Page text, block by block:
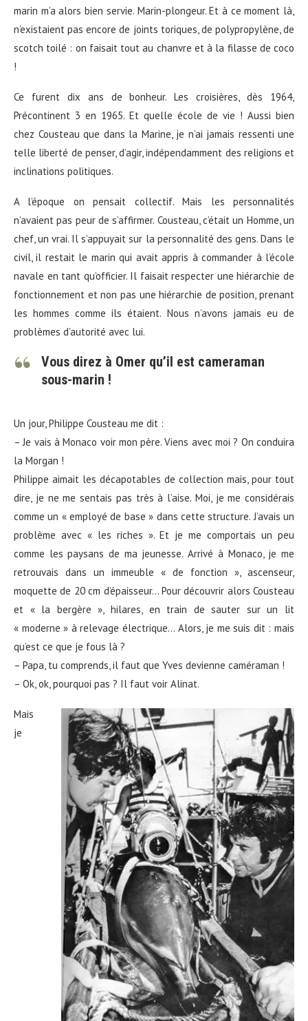
marin m’a alors bien servie. Marin-plongeur. Et à ce moment là,
n’existaient pas encore de joints toriques, de polypropylène, de
scotch toilé : on faisait tout au chanvre et à la filasse de coco
!
Ce furent dix ans de bonheur. Les croisières, dès 1964,
Précontinent 3 en 1965. Et quelle école de vie ! Aussi bien
chez Cousteau que dans la Marine, je n’ai jamais ressenti une
telle liberté de penser, d’agir, indépendamment des religions et
inclinations politiques.
A l’époque on pensait collectif. Mais les personnalités
n’avaient pas peur de s’affirmer. Cousteau, c’était un Homme, un
chef, un vrai. Il s’appuyait sur la personnalité des gens. Dans le
civil, il restait le marin qui avait appris à commander à l’école
navale en tant qu’officier. Il faisait respecter une hiérarchie de
fonctionnement et non pas une hiérarchie de position, prenant
les hommes comme ils étaient. Nous n’avons jamais eu de
problèmes d’autorité avec lui.
Vous direz à Omer qu’il est cameraman
sous-marin !
Un jour, Philippe Cousteau me dit :
– Je vais à Monaco voir mon père. Viens avec moi ? On conduira
la Morgan !
Philippe aimait les décapotables de collection mais, pour tout
dire, je ne me sentais pas très à l’aise. Moi, je me considérais
comme un « employé de base » dans cette structure. J’avais un
problème avec « les riches ». Et je me comportais un peu
comme les paysans de ma jeunesse. Arrivé à Monaco, je me
retrouvais dans un immeuble « de fonction », ascenseur,
moquette de 20 cm d’épaisseur… Pour découvrir alors Cousteau
et « la bergère », hilares, en train de sauter sur un lit
« moderne » à relevage électrique… Alors, je me suis dit : mais
qu’est ce que je fous là ?
– Papa, tu comprends, il faut que Yves devienne caméraman !
– Ok, ok, pourquoi pas ? Il faut voir Alinat.
Mais
je